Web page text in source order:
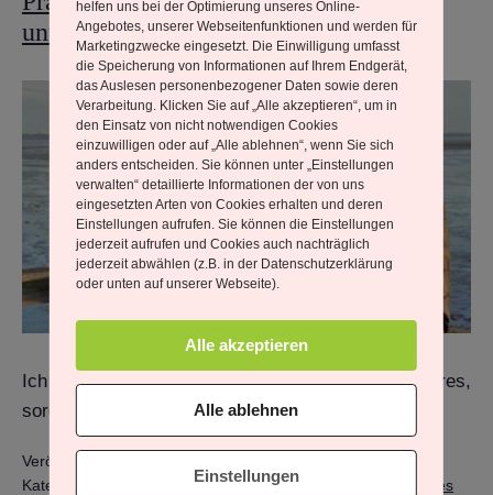
vom
TimeLine?
unterstütze Dich dabei.
Ich unterstütze Dich auf Deinem Weg in ein leichteres,
sorgenfreies und erfolgreicheres Leben.
Veröffentlicht am
Kategorisiert als
Alltag und Integration,Bewusstsein & Inneres
helfen uns bei der Optimierung unseres Online-
Angebotes, unserer Webseitenfunktionen und werden für
Marketingzwecke eingesetzt. Die Einwilligung umfasst
die Speicherung von Informationen auf Ihrem Endgerät,
das Auslesen personenbezogener Daten sowie deren
Verarbeitung. Klicken Sie auf „Alle akzeptieren“, um in
den Einsatz von nicht notwendigen Cookies
einzuwilligen oder auf „Alle ablehnen“, wenn Sie sich
anders entscheiden. Sie können unter „Einstellungen
verwalten“ detaillierte Informationen der von uns
eingesetzten Arten von Cookies erhalten und deren
Einstellungen aufrufen. Sie können die Einstellungen
jederzeit aufrufen und Cookies auch nachträglich
jederzeit abwählen (z.B. in der Datenschutzerklärung
oder unten auf unserer Webseite).
Alle akzeptieren
Alle ablehnen
Einstellungen